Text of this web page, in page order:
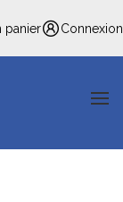
panier Connexion